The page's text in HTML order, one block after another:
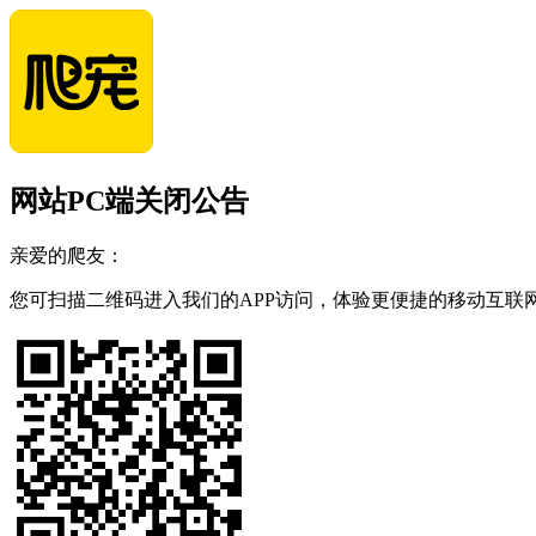
网站PC端关闭公告
亲爱的爬友：
您可扫描二维码进入我们的APP访问，体验更便捷的移动互联